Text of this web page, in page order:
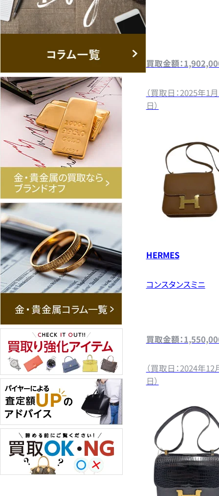
買取金額：
（買取日：2025年1
日）
HERMES
コンスタンスミニ
買取金額：
（買取日：2024年12
日）